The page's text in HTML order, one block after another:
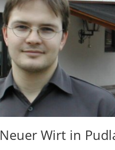
Neuer Wirt in